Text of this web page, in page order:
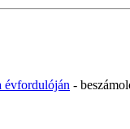
évfordulóján -